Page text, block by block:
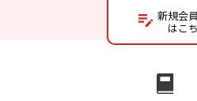
新規会
はこ